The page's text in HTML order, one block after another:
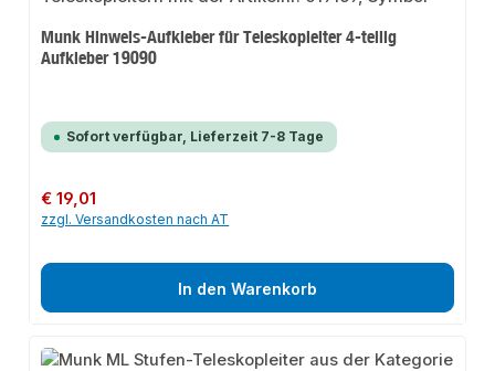
Munk Hinweis-Aufkleber für Teleskopleiter 4-teilig
Aufkleber 19090
Sofort verfügbar, Lieferzeit 7-8 Tage
Regulärer Preis:
€ 19,01
zzgl. Versandkosten nach AT
In den Warenkorb